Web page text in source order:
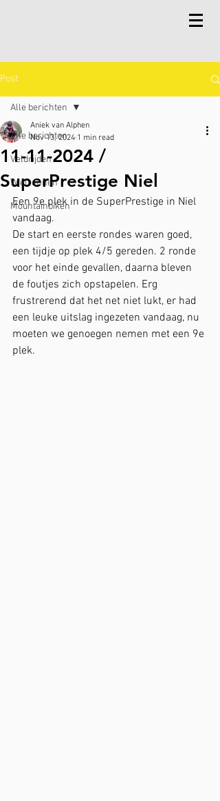
Post
Alle berichten
Veldrijden
Wielrennen
Mountainbiken
Alle berichten
11-11-2024 /
SuperPrestige Niel
Aniek van Alphen
Nov 13, 2024 1 min read
Een 9e plek in de SuperPrestige in Niel
vandaag.
De start en eerste rondes waren goed,
een tijdje op plek 4/5 gereden. 2 ronde
voor het einde gevallen, daarna bleven
de foutjes zich opstapelen. Erg
frustrerend dat het net niet lukt, er had
een leuke uitslag ingezeten vandaag, nu
moeten we genoegen nemen met een 9e
plek.